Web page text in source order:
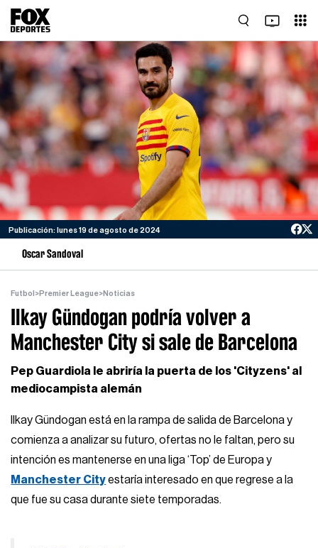
Publicación: lunes 19 de agosto de 2024
Oscar Sandoval
Futbol >Premier League>Noticias
Ilkay Gündogan podría volver a
Manchester City si sale de Barcelona
Pep Guardiola le abriría la puerta de los 'Cityzens' al
mediocampista alemán
Ilkay Gündogan está en la rampa de salida de Barcelona y
comienza a analizar su futuro, ofertas no le faltan, pero su
intención es mantenerse en una liga ‘Top’ de Europa y
Manchester Cityestaría interesado en que regrese a la
que fue su casa durante siete temporadas.